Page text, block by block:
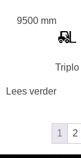
9500 mm
Triplo
Lees verder
1 2